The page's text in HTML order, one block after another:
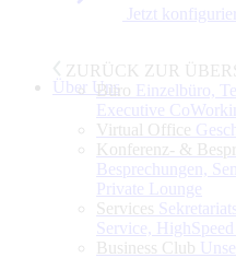
Jetzt
ZURÜCK ZUR
Büro Einzelbüro,
Executive
Virtual Office
Konferenz- &
Besprechungen,
Private Lounge
Services
Service,
Business Club
Über Uns